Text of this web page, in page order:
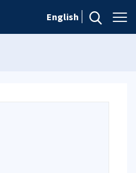
English